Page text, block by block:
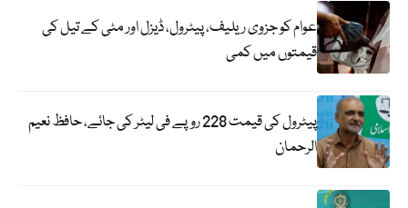
عوام کو جزوی ریلیف، پیٹرول، ڈیزل اور مٹی کے تیل کی
قیمتوں میں کمی
پیٹرول کی قیمت 228 روپے فی لیٹر کی جائے، حافظ نعیم
الرحمان